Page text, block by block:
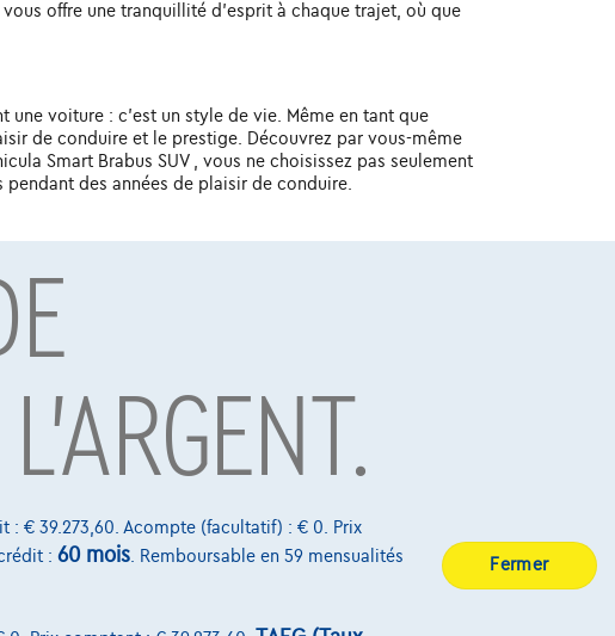
offre une tranquillité d'esprit à chaque trajet, où que
une voiture : c'est un style de vie. Même en tant que
de conduire et le prestige. Découvrez par vous-même
Smart Brabus SUV , vous ne choisissez pas seulement
des années de plaisir de conduire.
TVA BE 0445.781.316, RPM Bruxelles. Adverteerder: TCS
0767, RPM Brussel.
: € 39.273,60. Acompte (facultatif) : € 0. Prix
: 60 mois . Remboursable en 59 mensualités
Fermer
Sur Nous
Qui nous sommes
Nos dealers